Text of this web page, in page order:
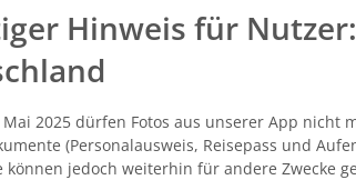
Kaufland
1
Hinweis für
Mai 2025 dürfen Fotos aus unserer App nicht
(Personalausweis, Reisepass und
können jedoch weiterhin für andere Zwecke